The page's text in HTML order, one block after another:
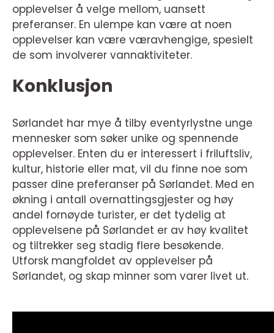
opplevelser å velge mellom, uansett
preferanser. En ulempe kan være at noen
opplevelser kan være væravhengige, spesielt
de som involverer vannaktiviteter.
Konklusjon
Sørlandet har mye å tilby eventyrlystne unge
mennesker som søker unike og spennende
opplevelser. Enten du er interessert i friluftsliv,
kultur, historie eller mat, vil du finne noe som
passer dine preferanser på Sørlandet. Med en
økning i antall overnattingsgjester og høy
andel fornøyde turister, er det tydelig at
opplevelsene på Sørlandet er av høy kvalitet
og tiltrekker seg stadig flere besøkende.
Utforsk mangfoldet av opplevelser på
Sørlandet, og skap minner som varer livet ut.